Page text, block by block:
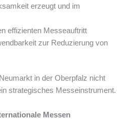
erzeugt und im
effizienten Messeauftritt
zur Reduzierung von
in der Oberpfalz nicht
strategisches Messeinstrument.
Messen